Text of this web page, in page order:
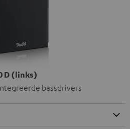
D (links)
bassdrivers